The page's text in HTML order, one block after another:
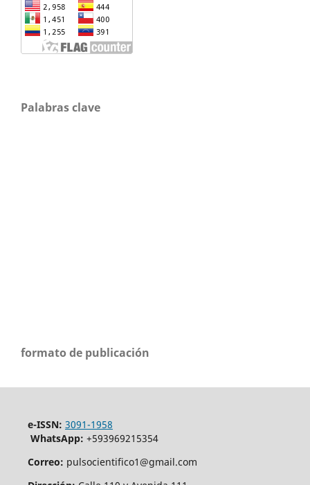
Palabras clave
formato de publicación
e-ISSN: 3091-1958
WhatsApp: +593969215354
Correo: pulsocientifico1@gmail.com